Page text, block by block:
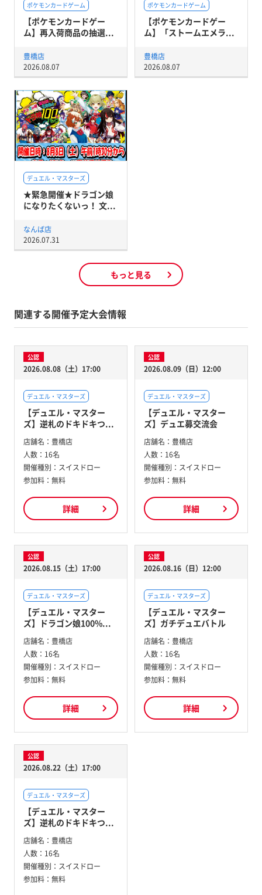
ポケモンカードゲーム
【ポケモンカードゲー
ム】再入荷商品の抽選...
豊橋店
2026.08.07
ポケモンカードゲーム
【ポケモンカードゲー
ム】「ストームエメラ...
豊橋店
2026.08.07
デュエル・マスターズ
★緊急開催★ドラゴン娘
になりたくないっ！ 文...
なんば店
2026.07.31
もっと見る
関連する開催予定大会情報
公認
2026.08.08（土）17:00
デュエル・マスターズ
【デュエル・マスター
ズ】逆札のドキドキつ...
店舗名： 豊橋店
人数： 16名
開催種別： スイスドロー
参加料： 無料
詳細
公認
2026.08.09（日）12:00
デュエル・マスターズ
【デュエル・マスター
ズ】デュエ募交流会
店舗名： 豊橋店
人数： 16名
開催種別： スイスドロー
参加料： 無料
詳細
公認
2026.08.15（土）17:00
デュエル・マスターズ
【デュエル・マスター
ズ】ドラゴン娘100%...
店舗名： 豊橋店
人数： 16名
開催種別： スイスドロー
参加料： 無料
詳細
公認
2026.08.16（日）12:00
デュエル・マスターズ
【デュエル・マスター
ズ】ガチデュエバトル
店舗名： 豊橋店
人数： 16名
開催種別： スイスドロー
参加料： 無料
詳細
公認
2026.08.22（土）17:00
デュエル・マスターズ
【デュエル・マスター
ズ】逆札のドキドキつ...
店舗名： 豊橋店
人数： 16名
開催種別： スイスドロー
参加料： 無料